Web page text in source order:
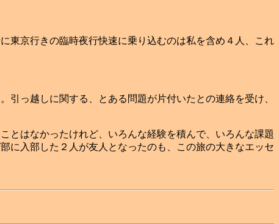
東京行きの臨時夜行快速に乗り込むのは私を含め４人、これ
っ越しに関する、とある問題が片付いたとの連絡を受け、
とはなかったけれど、いろんな経験を積んで、いろんな課題
に入部した２人が友人となったのも、この旅の大きなエッセ